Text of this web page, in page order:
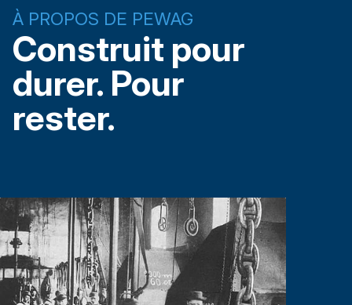
À PROPOS DE PEWAG
Construit pour
durer. Pour
rester.